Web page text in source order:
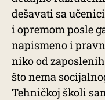
dešavati sa
i opremom posle
napismeno i
niko od
što nema
Tehničkoj školi